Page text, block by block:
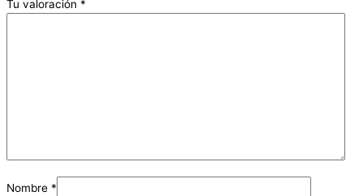
Tu valoración *
Nombre *